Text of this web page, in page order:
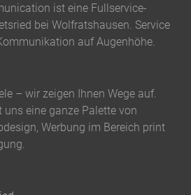
ist eine Fullservice-
bei Wolfratshausen. Service
auf Augenhöhe.
– wir zeigen Ihnen Wege auf.
eine ganze Palette von
Werbung im Bereich print